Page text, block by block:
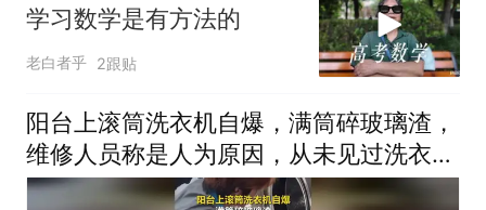
学习数学是有方法的
老白者乎 2跟贴
阳台上滚筒洗衣机自爆，满筒碎玻璃渣，
维修人员称是人为原因，从未见过洗衣机
自爆